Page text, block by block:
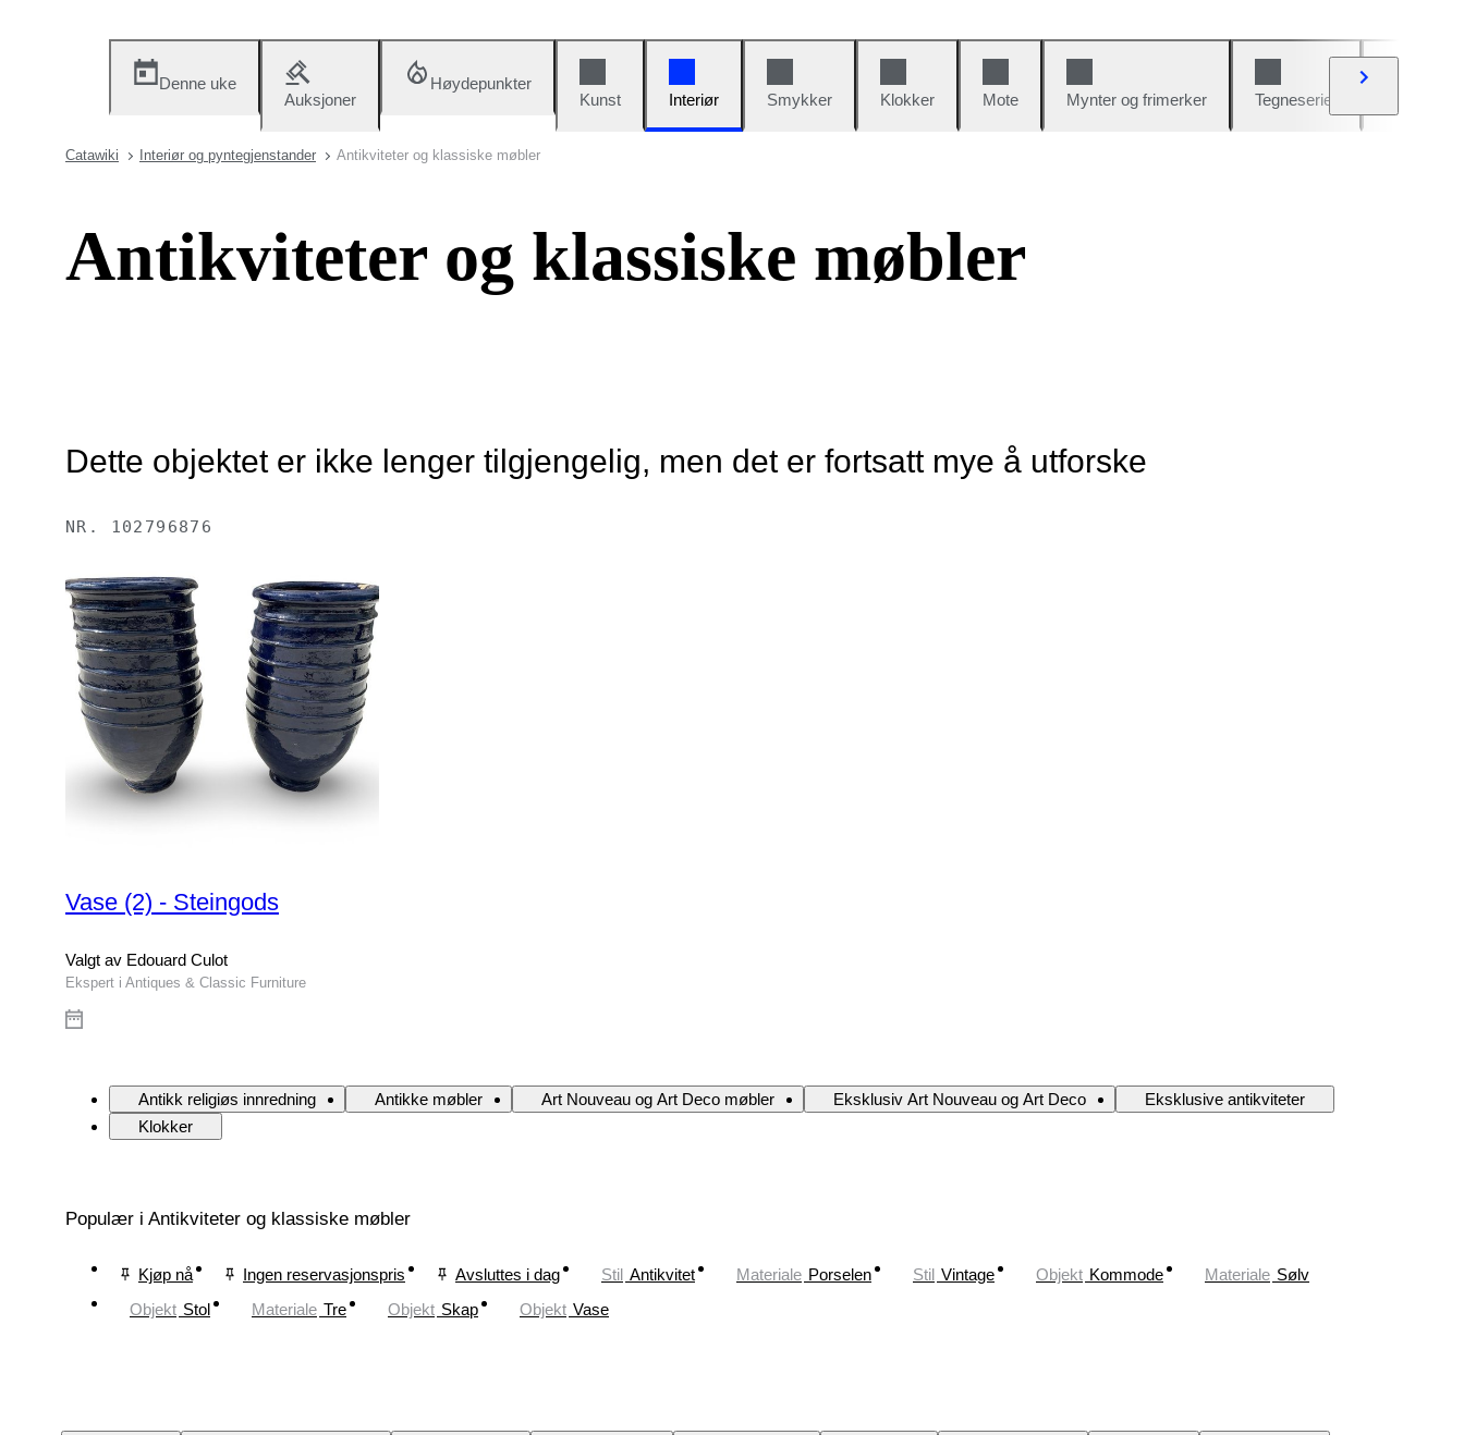
Denne uke
Auksjoner
Høydepunkter
Kunst
Interiør Smykker Klokker Mote Mynter og frimerker Tegneserier
Catawiki Interiør og pyntegjenstander Antikviteter og klassiske møbler
Antikviteter og klassiske møbler
Dette objektet er ikke lenger tilgjengelig, men det er fortsatt mye å utforske
NR. 102796876
Vase (2) - Steingods
Valgt av Edouard Culot
Ekspert i Antiques & Classic Furniture
Antikk religiøs innredning Antikke møbler Art Nouveau og Art Deco møbler Eksklusiv Art Nouveau og Art Deco
Eksklusive antikviteter
Klokker
Populær i Antikviteter og klassiske møbler
Kjøp nå Ingen reservasjonspris Avsluttes i dag Stil Antikvitet Materiale Porselen Stil Vintage Objekt Kommode Materiale Sølv
Objekt Stol Materiale Tre Objekt Skap Objekt Vase